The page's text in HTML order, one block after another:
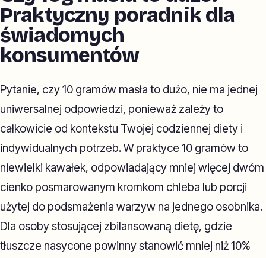
Praktyczny poradnik dla
świadomych
konsumentów
Pytanie, czy 10 gramów masła to dużo, nie ma jednej
uniwersalnej odpowiedzi, ponieważ zależy to
całkowicie od kontekstu Twojej codziennej diety i
indywidualnych potrzeb. W praktyce 10 gramów to
niewielki kawałek, odpowiadający mniej więcej dwóm
cienko posmarowanym kromkom chleba lub porcji
użytej do podsmażenia warzyw na jednego osobnika.
Dla osoby stosującej zbilansowaną dietę, gdzie
tłuszcze nasycone powinny stanowić mniej niż 10%